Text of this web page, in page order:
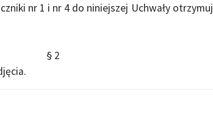
nr 1 i nr 4 do niniejszej Uchwały
§ 2